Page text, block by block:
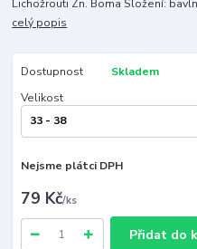
Lichožrouti Zn. Boma Složení:
celý popis
Dostupnost
Skladem
Velikost
Nejsme plátci DPH
79 Kč/ks
Přidat do